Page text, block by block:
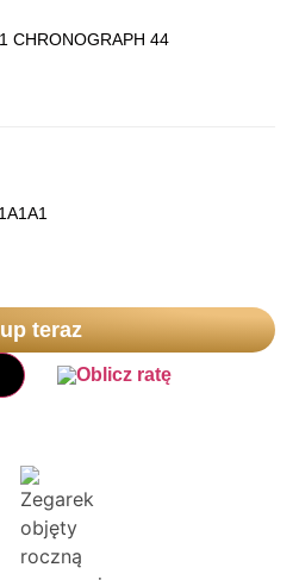
CHRONOGRAPH 44
teraz